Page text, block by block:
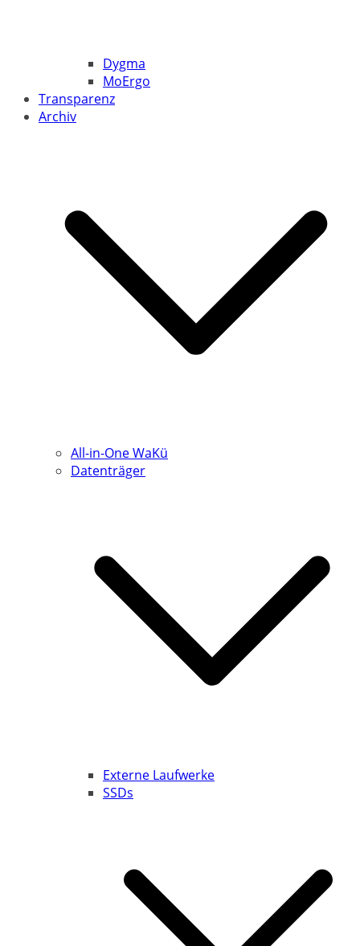
Dygma
MoErgo
Transparenz
Archiv
All-in-One WaKü
Datenträger
Externe Laufwerke
SSDs